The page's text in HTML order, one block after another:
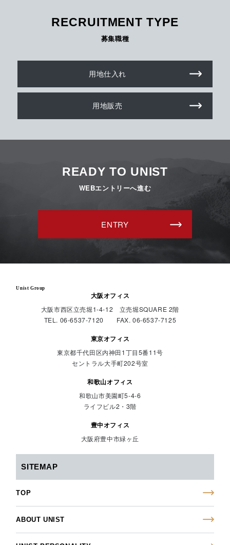
RECRUITMENT TYPE
募集職種
用地仕入れ
用地販売
READY TO UNIST
WEBエントリーへ進む
ENTRY
Unist Group
大阪オフィス
大阪市西区立売堀1-4-12 立売堀SQUARE 2階
TEL. 06-6537-7120 FAX. 06-6537-7125
東京オフィス
東京都千代田区内神田1丁目5番11号
セントラル大手町202号室
和歌山オフィス
和歌山市美園町5-4-6
ライフビル2・3階
豊中オフィス
大阪府豊中市緑ヶ丘
SITEMAP
TOP
ABOUT UNIST